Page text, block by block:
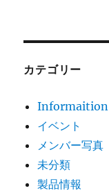
カテゴリー
Informaition
イベント
メンバー写真
未分類
製品情報